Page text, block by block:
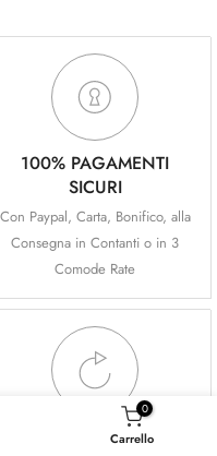
100% PAGAMENTI
SICURI
Con Paypal, Carta, Bonifico, alla
Consegna in Contanti o in 3
Comode Rate
PRIMO CAMBIO SOLO
0
Carrello